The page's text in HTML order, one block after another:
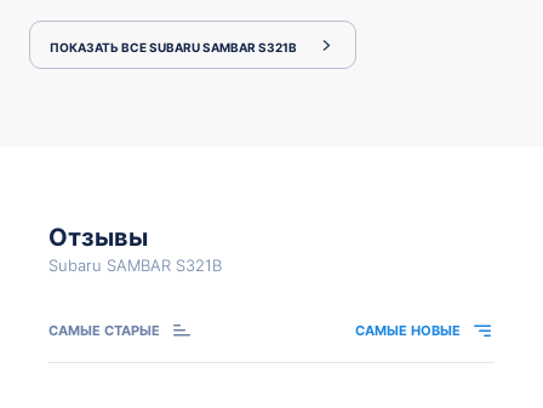
ПОКАЗАТЬ ВСЕ SUBARU SAMBAR S321B
Отзывы
Subaru SAMBAR S321B
САМЫЕ СТАРЫЕ САМЫЕ НОВЫЕ